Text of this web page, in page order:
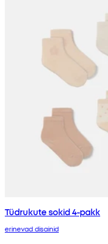
Tüdrukute sokid 4-pakk
erinevad disainid